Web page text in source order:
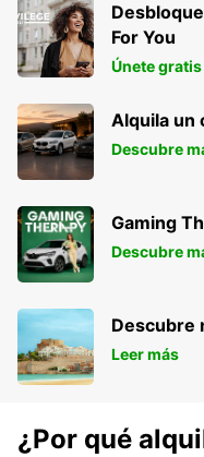
MELBOURNE
THOMASTOWN -
For You
Únete gratis
Alquila un
Descubre
Gaming
Descubre
Descubre
Leer más
¿Por qué